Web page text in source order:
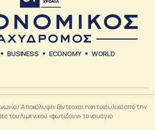
BUSINESS ECONOMY WORLD
/Αποκάλυψη: Βίντεο και ηχητικό υλικό από την
του Λιμενικού «φωτίζουν» το ναυάγιο